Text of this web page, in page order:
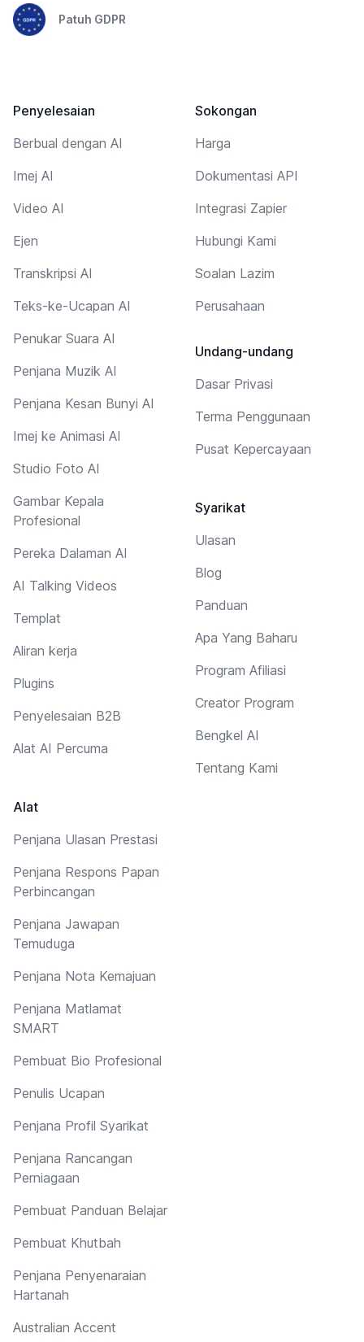
Patuh GDPR
Penyelesaian
Berbual dengan AI
Imej AI
Video AI
Ejen
Transkripsi AI
Teks-ke-Ucapan AI
Penukar Suara AI
Penjana Muzik AI
Penjana Kesan Bunyi AI
Imej ke Animasi AI
Studio Foto AI
Gambar Kepala
Profesional
Pereka Dalaman AI
AI Talking Videos
Templat
Aliran kerja
Plugins
Penyelesaian B2B
Alat AI Percuma
Alat
Penjana Ulasan Prestasi
Penjana Respons Papan
Perbincangan
Penjana Jawapan
Temuduga
Penjana Nota Kemajuan
Penjana Matlamat
SMART
Pembuat Bio Profesional
Penulis Ucapan
Penjana Profil Syarikat
Penjana Rancangan
Perniagaan
Pembuat Panduan Belajar
Pembuat Khutbah
Penjana Penyenaraian
Hartanah
Australian Accent
Sokongan
Harga
Dokumentasi API
Integrasi Zapier
Hubungi Kami
Soalan Lazim
Perusahaan
Undang-undang
Dasar Privasi
Terma Penggunaan
Pusat Kepercayaan
Syarikat
Ulasan
Blog
Panduan
Apa Yang Baharu
Program Afiliasi
Creator Program
Bengkel AI
Tentang Kami